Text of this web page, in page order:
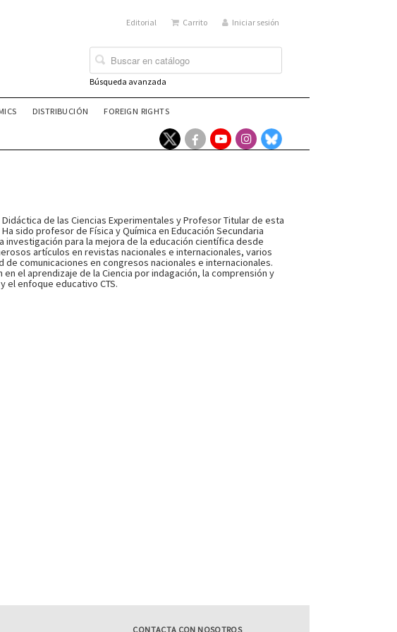
Editorial Carrito Iniciar sesión
Búsqueda avanzada
DISTRIBUCIÓN FOREIGN RIGHTS
de las Ciencias Experimentales y Profesor Titular de esta
sido profesor de Física y Química en Educación Secundaria
investigación para la mejora de la educación científica desde
artículos en revistas nacionales e internacionales, varios
comunicaciones en congresos nacionales e internacionales.
el aprendizaje de la Ciencia por indagación, la comprensión y
el enfoque educativo CTS.
CONTACTA CON NOSOTROS